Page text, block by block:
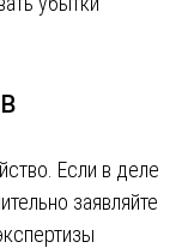
Если в деле
заявляйте